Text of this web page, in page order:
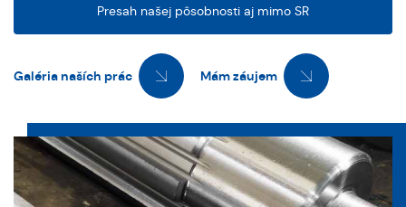
Presah našej pôsobnosti aj mimo SR
Galéria naších prác Mám záujem